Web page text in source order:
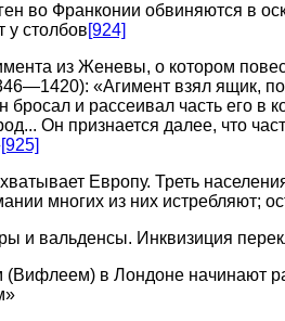
во Франконии обвиняются в
у столбов[924]
из Женевы, о котором
«Агимент взял ящик,
бросал и рассеивал часть его в
Он признается далее, что
[925]
Европу. Треть
многих из них истребляют;
и вальденсы. Инквизиция
(Вифлеем) в Лондоне начинают